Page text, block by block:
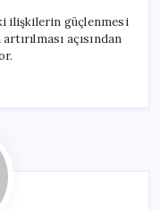
ilişkilerin güçlenmesi
açısından